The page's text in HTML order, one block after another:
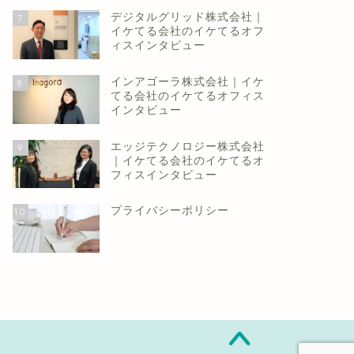
7
デジタルグリッド株式会社｜
イケてる会社のイケてるオフ
ィスインタビュー
8
インアゴーラ株式会社｜イケ
てる会社のイケてるオフィス
インタビュー
9
エッジテクノロジー株式会社
｜イケてる会社のイケてるオ
フィスインタビュー
10 プライバシーポリシー